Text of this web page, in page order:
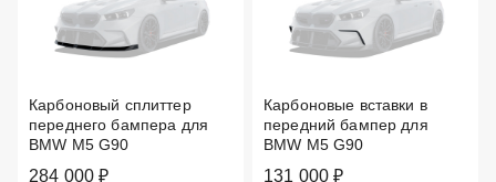
Карбоновый сплиттер
переднего бампера для
BMW M5 G90
284 000 ₽
Карбоновые вставки в
передний бампер для
BMW M5 G90
131 000 ₽